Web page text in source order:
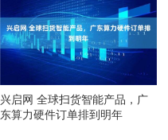
兴启网 全球扫货智能产品，广
东算力硬件订单排到明年